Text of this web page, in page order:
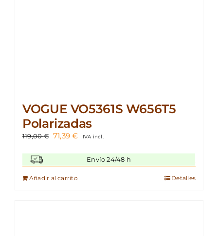
VOGUE VO5361S W656T5
Polarizadas
119,00€ El
era:
119,00 €.
71,39€El
actual
es:
IVA incl.
Envío 24/48 h
Añadir al carrito Detalles